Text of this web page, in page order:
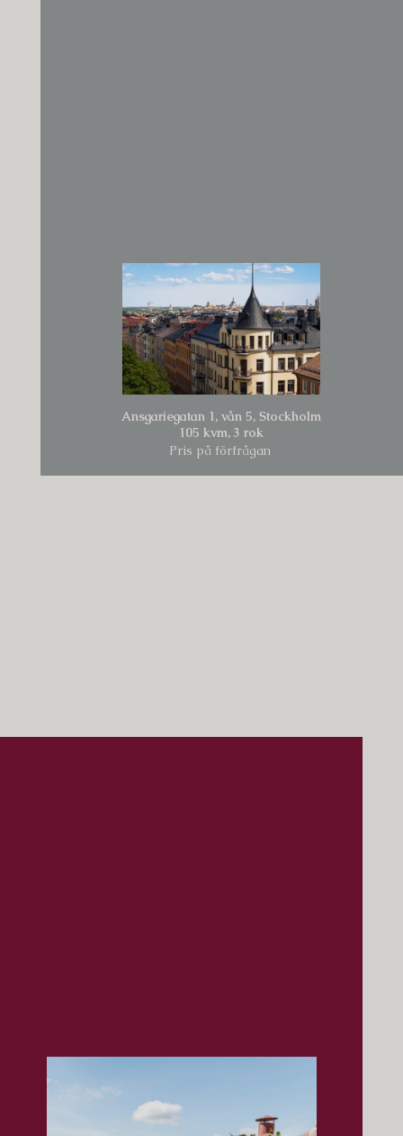
Ansgariegatan 1, vån 5, Stockholm
105 kvm, 3 rok
Pris på förfrågan